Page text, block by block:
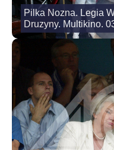
Pilka Nozna. Legia
Druzyny. Multikino.